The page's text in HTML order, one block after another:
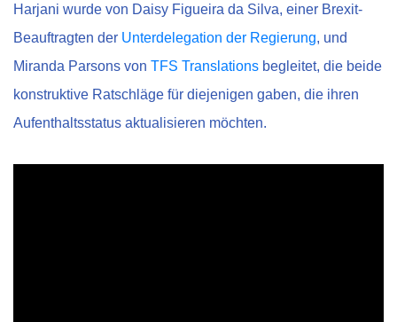
Harjani wurde von Daisy Figueira da Silva, einer Brexit-
Beauftragten der Unterdelegation der Regierung, und
Miranda Parsons von TFS Translations begleitet, die beide
konstruktive Ratschläge für diejenigen gaben, die ihren
Aufenthaltsstatus aktualisieren möchten.